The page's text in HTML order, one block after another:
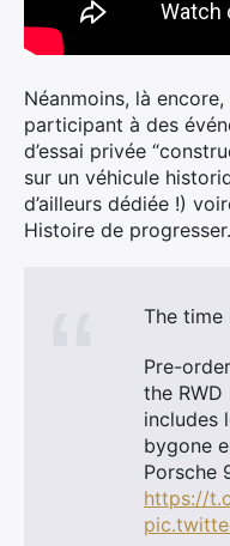
Néanmoins, là
participant à des
d’essai privée
sur un véhicule
d’ailleurs dédiée !)
Histoire de progresser.
The time
Pre-order
the
includes
bygone
Porsche
https://